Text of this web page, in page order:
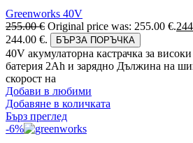
Greenworks 40V
255.00€ Original price was: 255.00 €.
244.00 €.
БЪРЗА ПОРЪЧКА
40V акумулаторна кастрачка за
батерия 2Ah и зарядно Дължина на
скорост на
Добави в любими
Добавяне в количката
Бърз преглед
-6%